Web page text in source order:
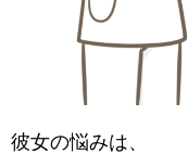
彼女の悩みは、